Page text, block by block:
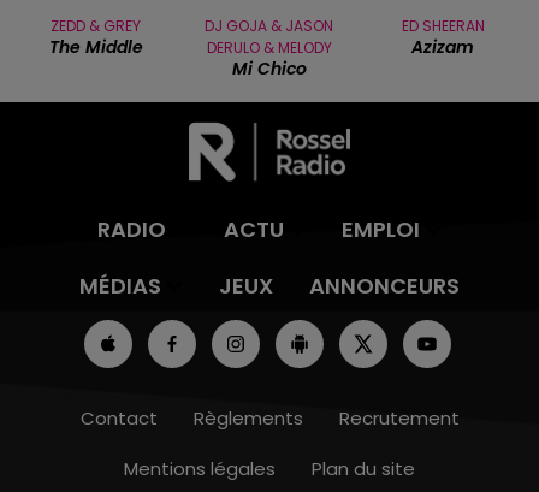
ZEDD & GREY
The Middle
DJ GOJA & JASON
DERULO & MELODY
Mi Chico
ED SHEERAN
Azizam
RADIO ACTU
EMPLOI
MÉDIAS
JEUX ANNONCEURS
Contact Règlements
Recrutement
Mentions légales
Plan du site